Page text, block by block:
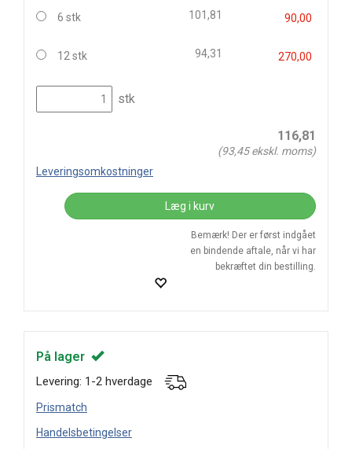
6 stk 101,81 90,00
12 stk 94,31 270,00
stk
116,81
(93,45ekskl. moms)
Leveringsomkostninger
Læg i kurv
Bemærk! Der er først indgået
en bindende aftale, når vi har
bekræftet din bestilling.
På lager
Levering: 1-2 hverdage
Prismatch
Handelsbetingelser